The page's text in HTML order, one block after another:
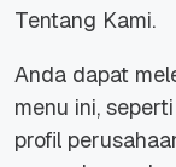
Tentang Kami.
Anda dapat
menu ini,
profil